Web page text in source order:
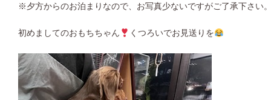
※夕方からのお泊まりなので、お写真少ないですがご了承下さい
初めましてのおもちちゃん くつろいでお見送りを